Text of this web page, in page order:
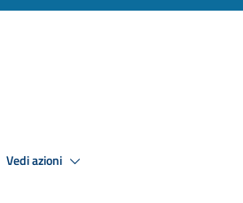
Vedi azioni